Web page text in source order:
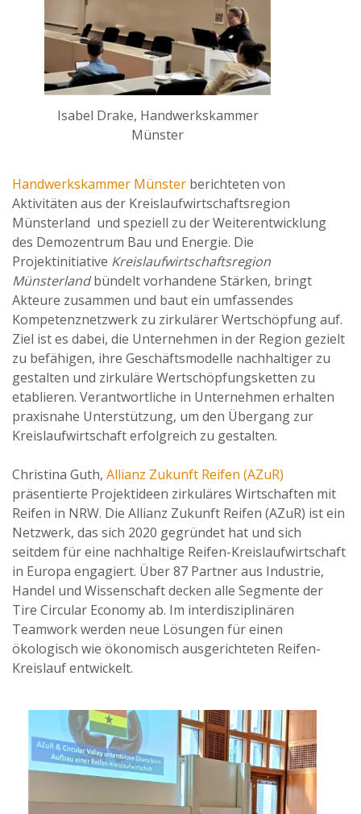
Isabel Drake, Handwerkskammer
Münster
Handwerkskammer Münster berichteten von
Aktivitäten aus der Kreislaufwirtschaftsregion
Münsterland und speziell zu der Weiterentwicklung
des Demozentrum Bau und Energie. Die
Projektinitiative Kreislaufwirtschaftsregion
Münsterlandbündelt vorhandene Stärken, bringt
Akteure zusammen und baut ein umfassendes
Kompetenznetzwerk zu zirkulärer Wertschöpfung auf.
Ziel ist es dabei, die Unternehmen in der Region gezielt
zu befähigen, ihre Geschäftsmodelle nachhaltiger zu
gestalten und zirkuläre Wertschöpfungsketten zu
etablieren. Verantwortliche in Unternehmen erhalten
praxisnahe Unterstützung, um den Übergang zur
Kreislaufwirtschaft erfolgreich zu gestalten.
Christina Guth, Allianz Zukunft Reifen (AZuR)
präsentierte Projektideen zirkuläres Wirtschaften mit
Reifen in NRW. Die Allianz Zukunft Reifen (AZuR) ist ein
Netzwerk, das sich 2020 gegründet hat und sich
seitdem für eine nachhaltige Reifen-Kreislaufwirtschaft
in Europa engagiert. Über 87 Partner aus Industrie,
Handel und Wissenschaft decken alle Segmente der
Tire Circular Economy ab. Im interdisziplinären
Teamwork werden neue Lösungen für einen
ökologisch wie ökonomisch ausgerichteten Reifen-
Kreislauf entwickelt.